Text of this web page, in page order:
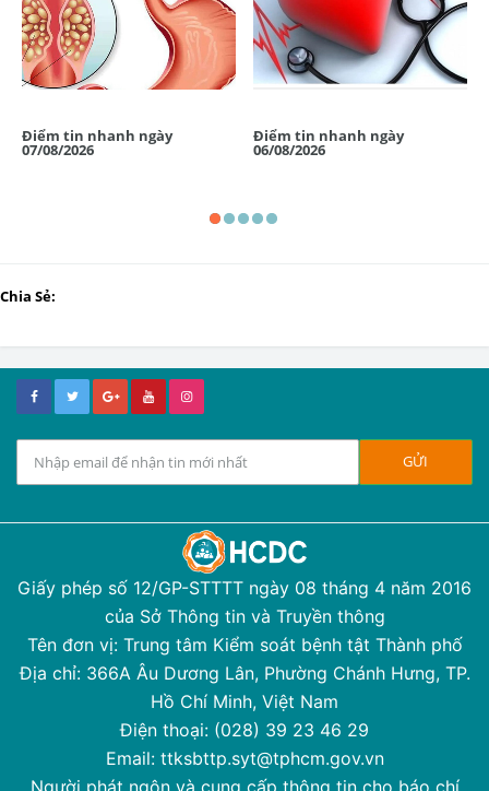
Điểm tin nhanh ngày
07/08/2026
Điểm tin nhanh ngày
06/08/2026
Chia Sẻ:
Giấy phép số 12/GP-STTTT ngày 08 tháng 4 năm 2016
của Sở Thông tin và Truyền thông
Tên đơn vị: Trung tâm Kiểm soát bệnh tật Thành phố
Địa chỉ: 366A Âu Dương Lân, Phường Chánh Hưng, TP.
Hồ Chí Minh, Việt Nam
Điện thoại: (028) 39 23 46 29
Email: ttksbttp.syt@tphcm.gov.vn
Người phát ngôn và cung cấp thông tin cho báo chí